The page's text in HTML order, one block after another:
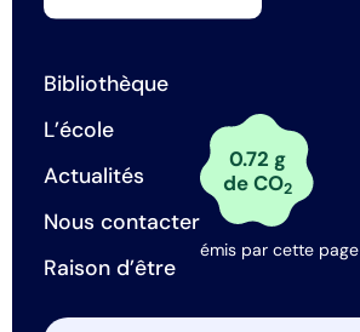
Bibliothèque
L’école
Actualités
Nous contacter
Raison d’être
0.72 g
de CO2
émis par cette page